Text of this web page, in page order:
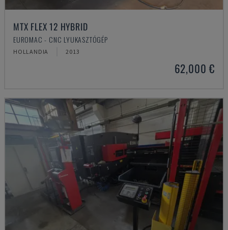
MTX FLEX 12 HYBRID
EUROMAC - CNC LYUKASZTÓGÉP
HOLLANDIA 2013
62,000 €